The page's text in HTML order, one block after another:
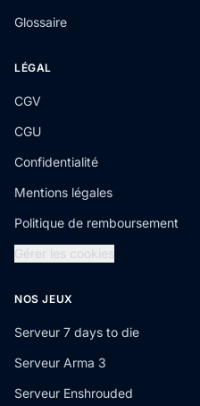
Glossaire
LÉGAL
CGV
CGU
Confidentialité
Mentions légales
Politique de remboursement
Gérer les cookies
NOS JEUX
Serveur 7 days to die
Serveur Arma 3
Serveur Enshrouded